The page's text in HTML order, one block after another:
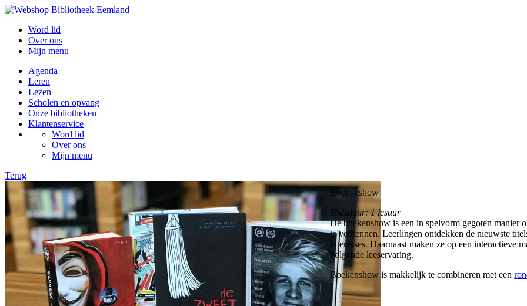
Word lid
Over ons
Mijn menu
Agenda
Leren
Lezen
Scholen en opvang
Onze bibliotheken
Klantenservice
Word lid
Over ons
Mijn menu
Terug
Boekenshow
Tijdsduur: 1 lesuur
De boekenshow is een in spelvorm gegoten manier
te verkennen. Leerlingen ontdekken de nieuwste
interesses. Daarnaast maken ze op een interactieve
volgende leeservaring.
Boekenshow is makkelijk te combineren met een